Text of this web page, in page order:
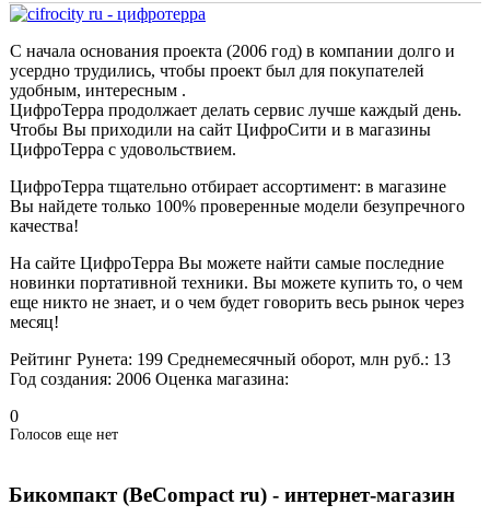
С начала основания проекта (2006 год) в компании долго и
усердно трудились, чтобы проект был для покупателей
удобным, интересным .
ЦифроТерра продолжает делать сервис лучше каждый день.
Чтобы Вы приходили на сайт ЦифроСити и в магазины
ЦифроТерра с удовольствием.
ЦифроТерра тщательно отбирает ассортимент: в магазине
Вы найдете только 100% проверенные модели безупречного
качества!
На сайте ЦифроТерра Вы можете найти самые последние
новинки портативной техники. Вы можете купить то, о чем
еще никто не знает, и о чем будет говорить весь рынок через
месяц!
Рейтинг Рунета: 199 Среднемесячный оборот, млн руб.: 13
Год создания: 2006 Оценка магазина:
0
Голосов еще нет
Бикомпакт (BeCompact ru) - интернет-магазин